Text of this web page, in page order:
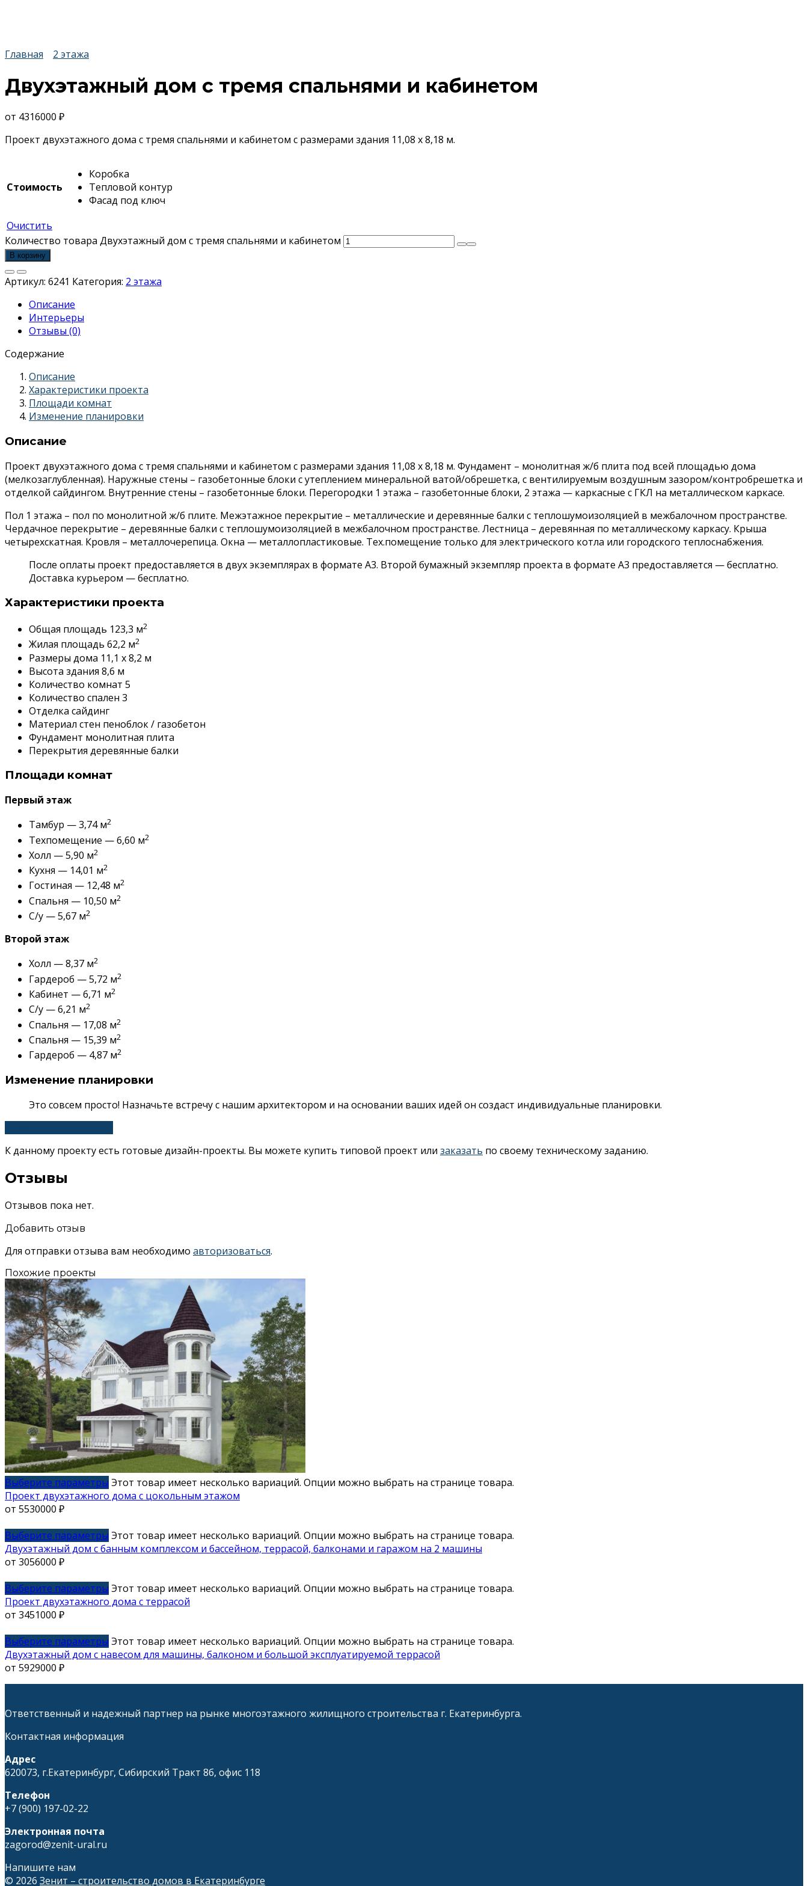
Главная 2 этажа
Двухэтажный дом с тремя спальнями и кабинетом
от 4316000 ₽
Проект двухэтажного дома с тремя спальнями и кабинетом с размерами здания 11,08 х 8,18 м.
Стоимость
Коробка
Тепловой контур
Фасад под ключ
Очистить
Количество товара Двухэтажный дом с тремя спальнями и кабинетом
В корзину
Артикул: 6241 Категория: 2 этажа
Описание
Интерьеры
Отзывы (0)
Содержание
Описание
Характеристики проекта
Площади комнат
Изменение планировки
Описание
Проект двухэтажного дома с тремя спальнями и кабинетом с размерами здания 11,08 х 8,18 м. Фундамент – монолитная ж/б плита под всей площадью дома
(мелкозаглубленная). Наружные стены – газобетонные блоки с утеплением минеральной ватой/обрешетка, с вентилируемым воздушным зазором/контробрешетка и
отделкой сайдингом. Внутренние стены – газобетонные блоки. Перегородки 1 этажа – газобетонные блоки, 2 этажа — каркасные с ГКЛ на металлическом каркасе.
Пол 1 этажа – пол по монолитной ж/б плите. Межэтажное перекрытие – металлические и деревянные балки с теплошумоизоляцией в межбалочном пространстве.
Чердачное перекрытие – деревянные балки с теплошумоизоляцией в межбалочном пространстве. Лестница – деревянная по металлическому каркасу. Крыша
четырехскатная. Кровля – металлочерепица. Окна — металлопластиковые. Тех.помещение только для электрического котла или городского теплоснабжения.
После оплаты проект предоставляется в двух экземплярах в формате А3. Второй бумажный экземпляр проекта в формате А3 предоставляется — бесплатно.
Доставка курьером — бесплатно.
Характеристики проекта
Общая площадь 123,3 м2
Жилая площадь 62,2 м2
Размеры дома 11,1 x 8,2 м
Высота здания 8,6 м
Количество комнат 5
Количество спален 3
Отделка сайдинг
Материал стен пеноблок / газобетон
Фундамент монолитная плита
Перекрытия деревянные балки
Площади комнат
Первый этаж
Тамбур — 3,74 м2
Техпомещение — 6,60 м2
Холл — 5,90 м2
Кухня — 14,01 м2
Гостиная — 12,48 м2
Спальня — 10,50 м2
С/у — 5,67 м2
Второй этаж
Холл — 8,37 м2
Гардероб — 5,72 м2
Кабинет — 6,71 м2
С/у — 6,21 м2
Спальня — 17,08 м2
Спальня — 15,39 м2
Гардероб — 4,87 м2
Изменение планировки
Это совсем просто! Назначьте встречу с нашим архитектором и на основании ваших идей он создаст индивидуальные планировки.
К данному проекту есть готовые дизайн-проекты. Вы можете купить типовой проект или заказать по своему техническому заданию.
Отзывы
Отзывов пока нет.
Добавить отзыв
Для отправки отзыва вам необходимо авторизоваться.
Похожие проекты
Выберите параметры Этот товар имеет несколько вариаций. Опции можно выбрать на странице товара.
Проект двухэтажного дома с цокольным этажом
от 5530000 ₽
Выберите параметры Этот товар имеет несколько вариаций. Опции можно выбрать на странице товара.
Двухэтажный дом с банным комплексом и бассейном, террасой, балконами и гаражом на 2 машины
от 3056000 ₽
Выберите параметры Этот товар имеет несколько вариаций. Опции можно выбрать на странице товара.
Проект двухэтажного дома с террасой
от 3451000 ₽
Выберите параметры Этот товар имеет несколько вариаций. Опции можно выбрать на странице товара.
Двухэтажный дом с навесом для машины, балконом и большой эксплуатируемой террасой
от 5929000 ₽
Ответственный и надежный партнер на рынке многоэтажного жилищного строительства г. Екатеринбурга.
Контактная информация
Адрес
620073, г.Екатеринбург, Сибирский Тракт 8б, офис 118
Телефон
+7 (900) 197-02-22
Электронная почта
zagorod@zenit-ural.ru
Напишите нам
© 2026 Зенит – строительство домов в Екатеринбурге